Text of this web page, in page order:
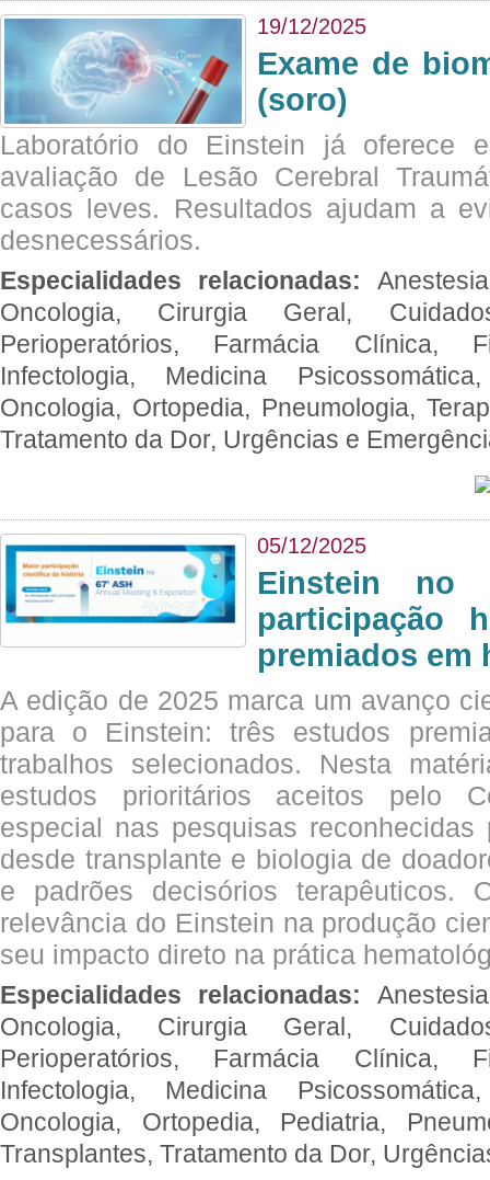
19/12/2025
Exame de
(soro)
Laboratório do Einstein já oferece
avaliação de Lesão Cerebral
casos leves. Resultados ajudam a
desnecessários.
Especialidades relacionadas:
Oncologia, Cirurgia Geral,
Perioperatórios, Farmácia Clínica,
Infectologia, Medicina
Oncologia, Ortopedia, Pneumologia,
Tratamento da Dor, Urgências e
05/12/2025
Einstein no
participação
premiados em
A edição de 2025 marca um avanço
para o Einstein: três estudos
trabalhos selecionados. Nesta
estudos prioritários aceitos pelo
especial nas pesquisas
desde transplante e biologia de
e padrões decisórios terapêuticos.
relevância do Einstein na produção
seu impacto direto na prática
Especialidades relacionadas:
Oncologia, Cirurgia Geral,
Perioperatórios, Farmácia Clínica,
Infectologia, Medicina
Oncologia, Ortopedia, Pediatria,
Transplantes, Tratamento da Dor,